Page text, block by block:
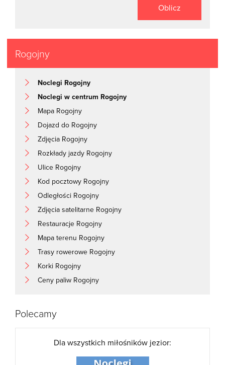
Oblicz
Rogojny
Noclegi Rogojny
Noclegi w centrum Rogojny
Mapa Rogojny
Dojazd do Rogojny
Zdjęcia Rogojny
Rozkłady jazdy Rogojny
Ulice Rogojny
Kod pocztowy Rogojny
Odległości Rogojny
Zdjęcia satelitarne Rogojny
Restauracje Rogojny
Mapa terenu Rogojny
Trasy rowerowe Rogojny
Korki Rogojny
Ceny paliw Rogojny
Polecamy
Dla wszystkich miłośników jezior: